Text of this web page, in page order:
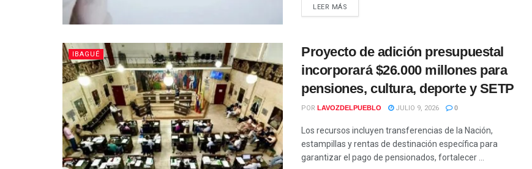
LEER MÁS
IBAGUÉ
Proyecto de adición presupuestal
incorporará $26.000 millones para
pensiones, cultura, deporte y SETP
POR LAVOZDELPUEBLO JULIO 9, 2026 0
Los recursos incluyen transferencias de la Nación,
estampillas y rentas de destinación específica para
garantizar el pago de pensionados, fortalecer ...